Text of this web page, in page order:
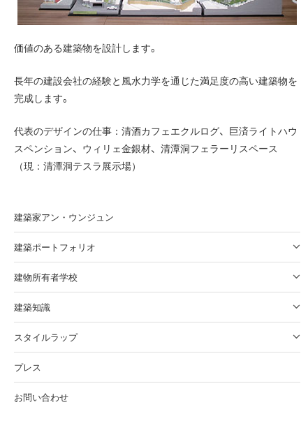
価値のある建築物を設計します。
長年の建設会社の経験と風水力学を通じた満足度の高い建築物を
完成します。
代表のデザインの仕事：清酒カフェエクルログ、巨済ライトハウ
スペンション、ウィリェ金銀材、清潭洞フェラーリスペース
（現：清潭洞テスラ展示場）
建築家アン・ウンジュン
建築ポートフォリオ
建物所有者学校
建築知識
スタイルラップ
プレス
お問い合わせ